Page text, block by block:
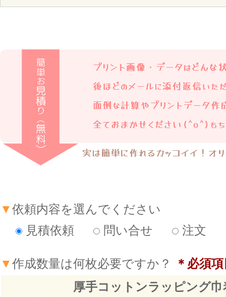
▼依頼内容を選んでください
見積依頼
問い合せ 注文
▼作成数量は何枚必要ですか？
＊必須
厚手コットンラッピング巾